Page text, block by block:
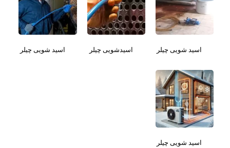
اسید شویی چیلر اسیدشویی چیلر اسید شویی چیلر
اسید شویی چیلر